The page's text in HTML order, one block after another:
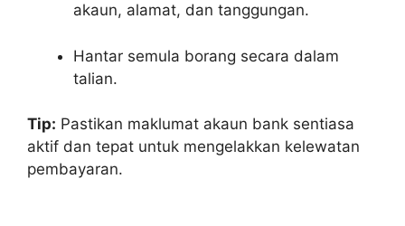
akaun, alamat, dan tanggungan.
Hantar semula borang secara dalam
talian.
Tip: Pastikan maklumat akaun bank sentiasa
aktif dan tepat untuk mengelakkan kelewatan
pembayaran.